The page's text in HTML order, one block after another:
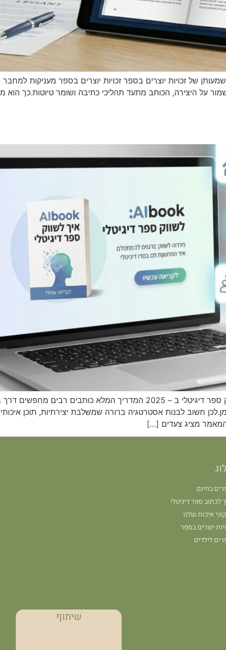
של זכויות יוצרים בספר זכויות יוצרים בספר מעניקות
על היצירה, הכותב מתעד תהליכי כתיבה ושומר טיוטות.כך הוא
איך לשווק ספר דיגיטלי ולבנות קהל שקונה ומתמיד שיווק ספר דיגיטלי ב –
חשוב לבנות אסטרטגיה ברורה שמשלבת יצירתיות, תוכן
מציג צעדים […]
בחינם
לכתוב ספר דיגיטלי
איכות שלנו
יוצרים בספר
לילדים
שיתוף